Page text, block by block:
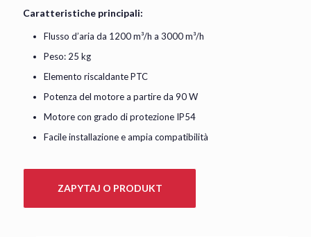
Caratteristiche principali:
Flusso d’aria da 1200 m³/h a 3000 m³/h
Peso: 25 kg
Elemento riscaldante PTC
Potenza del motore a partire da 90 W
Motore con grado di protezione IP54
Facile installazione e ampia compatibilità
ZAPYTAJ O PRODUKT